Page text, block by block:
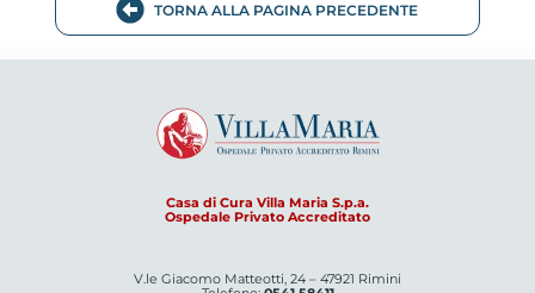
TORNA ALLA PAGINA PRECEDENTE
Casa di Cura Villa Maria S.p.a.
Ospedale Privato Accreditato
V.le Giacomo Matteotti, 24 – 47921 Rimini